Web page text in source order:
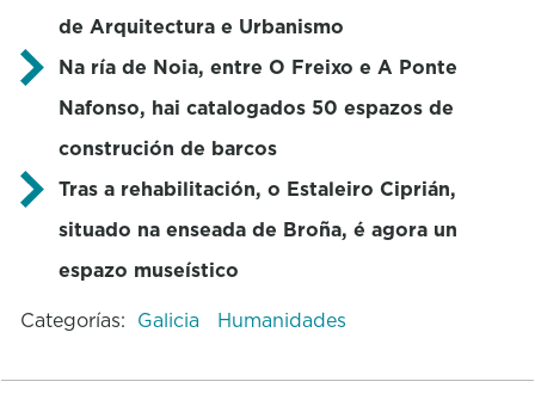
de Arquitectura e Urbanismo
Na ría de Noia, entre O Freixo e A Ponte
Nafonso, hai catalogados 50 espazos de
construción de barcos
Tras a rehabilitación, o Estaleiro Ciprián,
situado na enseada de Broña, é agora un
espazo museístico
Categorías: Galicia Humanidades